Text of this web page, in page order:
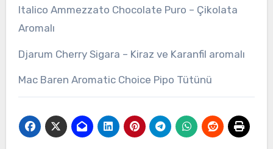
Italico Ammezzato Chocolate Puro – Çikolata
Aromalı
Djarum Cherry Sigara – Kiraz ve Karanfil aromalı
Mac Baren Aromatic Choice Pipo Tütünü